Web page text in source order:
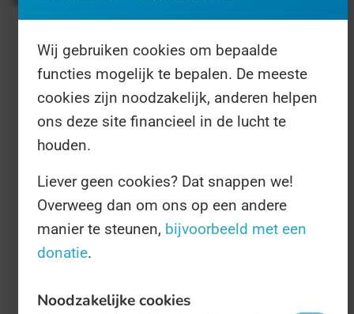
Internationale Dag van de Kokosnoot
Wij gebruiken cookies om bepaalde
functies mogelijk te bepalen. De meeste
cookies zijn noodzakelijk, anderen helpen
ons deze site financieel in de lucht te
houden.
Liever geen cookies? Dat snappen we!
Overweeg dan om ons op een andere
manier te steunen, bijvoorbeeld met een
donatie.
Noodzakelijke cookies